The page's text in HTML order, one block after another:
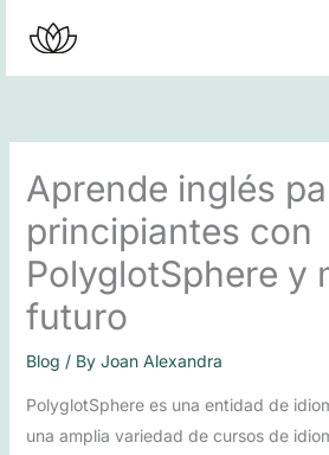
content
Aprende inglés
principiantes con
PolyglotSphere y
futuro
Blog / By Joan Alexandra
PolyglotSphere es una entidad de
una amplia variedad de cursos de